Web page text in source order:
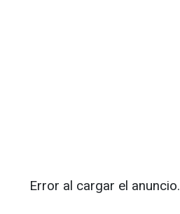
Error al cargar el anuncio.